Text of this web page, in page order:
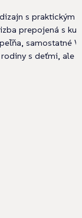
s praktickým
prepojená s
samostatné
s deťmi, ale